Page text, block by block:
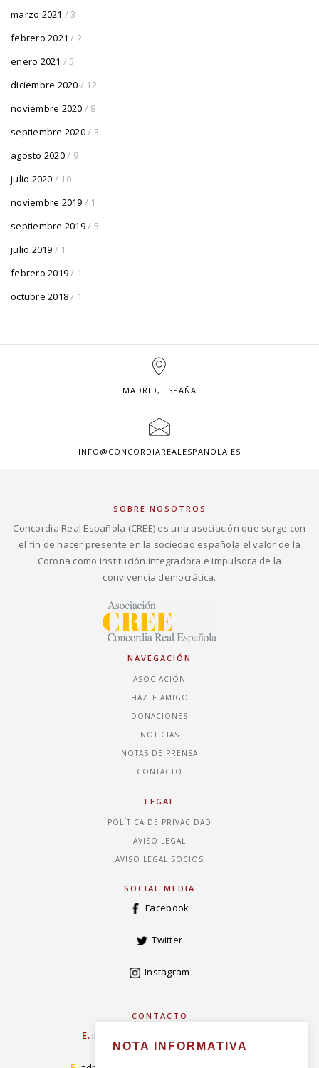
marzo 2021 / 3
febrero 2021 / 2
enero 2021 / 5
diciembre 2020 / 12
noviembre 2020 / 8
septiembre 2020/ 3
agosto 2020/ 9
julio 2020 / 10
noviembre 2019 / 1
septiembre 2019/ 5
julio 2019 / 1
febrero 2019/ 1
octubre 2018/ 1
MADRID, ESPAÑA
INFO@CONCORDIAREALESPANOLA.ES
SOBRE NOSOTROS
Concordia Real Española (CREE) es una asociación que surge con
el fin de hacer presente en la sociedad española el valor de la
Corona como institución integradora e impulsora de la
convivencia democrática.
NAVEGACIÓN
ASOCIACIÓN
HAZTE AMIGO
DONACIONES
NOTICIAS
NOTAS DE PRENSA
CONTACTO
LEGAL
POLÍTICA DE PRIVACIDAD
AVISO LEGAL
AVISO LEGAL SOCIOS
SOCIAL MEDIA
Facebook
Twitter
Instagram
CONTACTO
E.info@concordiarealespanola.es
NOTA INFORMATIVA